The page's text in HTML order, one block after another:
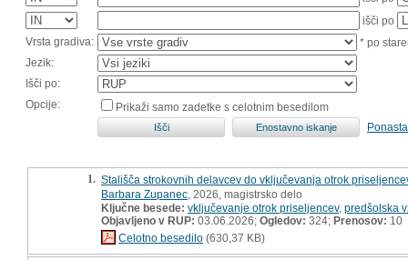
išči po
Vrsta gradiva:
* po
Jezik:
Išči po:
Opcije:
Prikaži samo zadetke s celotnim besedilom
1. Stališča strokovnih delavcev do vključevanja otrok
Barbara Zupanec , 2026, magistrsko delo
Ključne besede: vključevanje otrok priseljencev, predšolska
Objavljeno v RUP: 03.06.2026; Ogledov: 324; Prenosov: 10
Celotno besedilo (630,37 KB)